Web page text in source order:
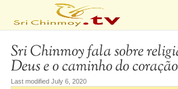
Sri Chinmoy fala sobre
Deus e o caminho do coração
Last modified July 6, 2020